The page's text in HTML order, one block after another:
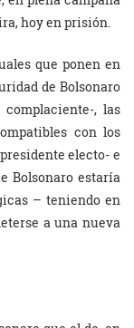
hoy en prisión.
que ponen en
de Bolsonaro
, las
con los
electo- e
Bolsonaro estaría
– teniendo en
a una nueva